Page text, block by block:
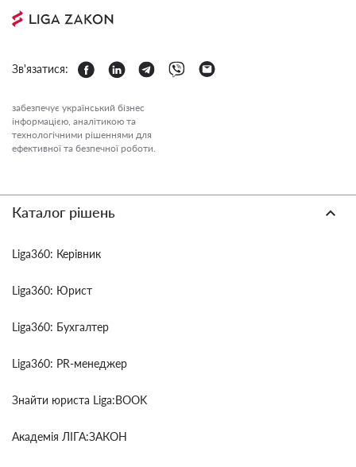
Зв'язатися:
забезпечує український бізнес
інформацією, аналітикою та
технологічними рішеннями для
ефективної та безпечної роботи.
Каталог рішень
Liga360: Керівник
Liga360: Юрист
Liga360: Бухгалтер
Liga360: PR-менеджер
Знайти юриста Liga:BOOK
Академія ЛІГА:ЗАКОН